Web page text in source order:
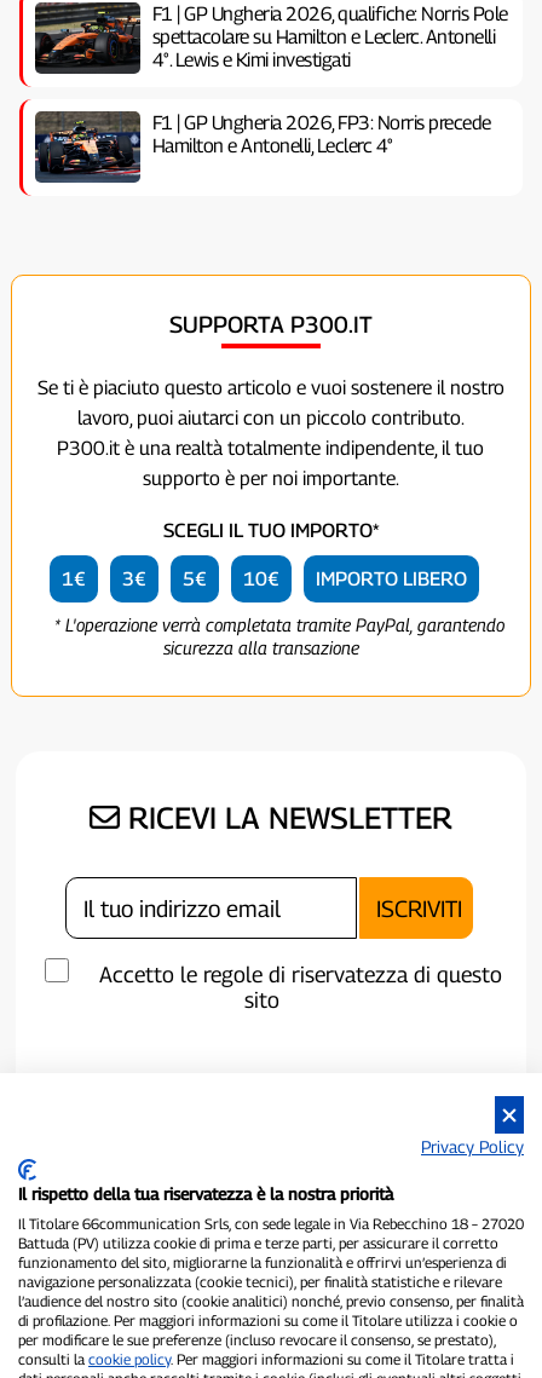
F1 | GP Ungheria 2026, qualifiche: Norris Pole
spettacolare su Hamilton e Leclerc. Antonelli
4°. Lewis e Kimi investigati
F1 | GP Ungheria 2026, FP3: Norris precede
Hamilton e Antonelli, Leclerc 4°
SUPPORTA P300.IT
Se ti è piaciuto questo articolo e vuoi sostenere il nostro
lavoro, puoi aiutarci con un piccolo contributo.
P300.it è una realtà totalmente indipendente, il tuo
supporto è per noi importante.
SCEGLI IL TUO IMPORTO*
1€ 3€ 5€ 10€ IMPORTO LIBERO
* L'operazione verrà completata tramite PayPal, garantendo
sicurezza alla transazione
RICEVI LA NEWSLETTER
Accetto le regole di riservatezza di questo
sito
P300.it è una Testata Giornalistica indipendente
Registrazione numero 1/2021 del 1/2/2021 - Tribunale di Pavia
Proprietario ed editore:66communication Srls- P.IVA
02798890188
Privacy Policy
Il rispetto della tua riservatezza è la nostra priorità
Il Titolare 66communication Srls, con sede legale in Via Rebecchino 18 – 27020
Battuda (PV) utilizza cookie di prima e terze parti, per assicurare il corretto
funzionamento del sito, migliorarne la funzionalità e offrirvi un’esperienza di
navigazione personalizzata (cookie tecnici), per finalità statistiche e rilevare
l’audience del nostro sito (cookie analitici) nonché, previo consenso, per finalità
di profilazione. Per maggiori informazioni su come il Titolare utilizza i cookie o
per modificare le sue preferenze (incluso revocare il consenso, se prestato),
consulti la cookie policy. Per maggiori informazioni su come il Titolare tratta i